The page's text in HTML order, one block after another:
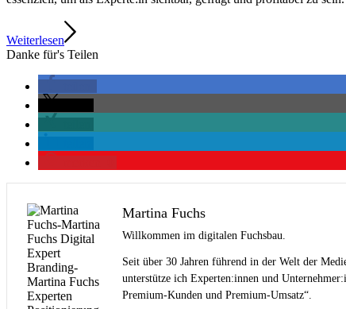
Weiterlesen
Danke für's Teilen
Martina Fuchs
Willkommen im digitalen Fuchsbau.
Seit über 30 Jahren führend in der Welt der
unterstütze ich Experten:innen und
Premium-Kunden und Premium-Umsatz“.